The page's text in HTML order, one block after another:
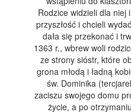
Rodzice widzieli dla niej
przyszłość i chcieli
dała się przekonać i
1363 r., wbrew woli
ze strony sióstr, które
grona młodą i ładną
św. Dominika
zaciszu swojego domu
życie, a po